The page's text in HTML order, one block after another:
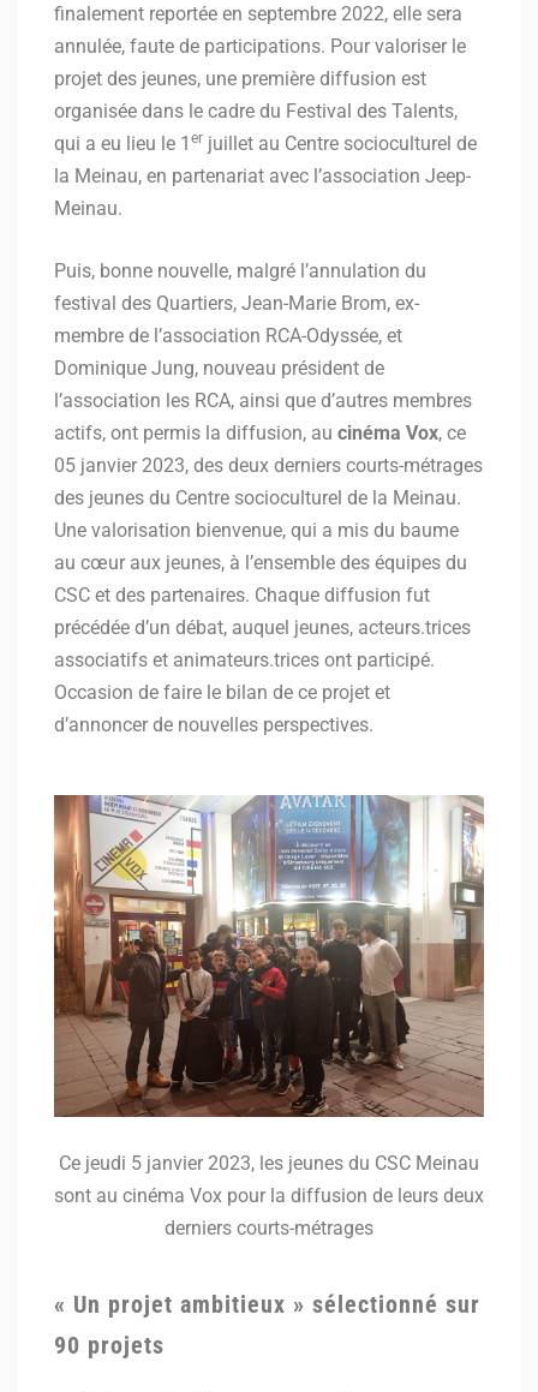
finalement reportée en septembre 2022, elle sera
annulée, faute de participations. Pour valoriser le
projet des jeunes, une première diffusion est
organisée dans le cadre du Festival des Talents,
qui a eu lieu le 1 er juillet au Centre socioculturel de
la Meinau, en partenariat avec l’association Jeep-
Meinau.
Puis, bonne nouvelle, malgré l’annulation du
festival des Quartiers, Jean-Marie Brom, ex-
membre de l’association RCA-Odyssée, et
Dominique Jung, nouveau président de
l’association les RCA, ainsi que d’autres membres
actifs, ont permis la diffusion, au cinéma Vox, ce
05 janvier 2023, des deux derniers courts-métrages
des jeunes du Centre socioculturel de la Meinau.
Une valorisation bienvenue, qui a mis du baume
au cœur aux jeunes, à l’ensemble des équipes du
CSC et des partenaires. Chaque diffusion fut
précédée d’un débat, auquel jeunes, acteurs.trices
associatifs et animateurs.trices ont participé.
Occasion de faire le bilan de ce projet et
d’annoncer de nouvelles perspectives.
Ce jeudi 5 janvier 2023, les jeunes du CSC Meinau
sont au cinéma Vox pour la diffusion de leurs deux
derniers courts-métrages
« Un projet ambitieux » sélectionné sur
90 projets